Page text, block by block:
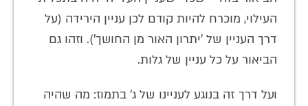
העילוי, מוכרח להיות קודם לכן עניין הירידה (על
דרך העניין של 'יתרון האור מן החושך'). וזהו גם
הביאור על כל עניין של גלות.
ועל דרך זה בנוגע לעניינו של ג' בתמוז: מה שהיה